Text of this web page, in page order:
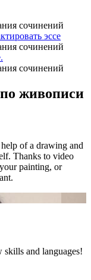
сочинений
эссе
сочинений
сочинений
живописи
of a drawing and
Thanks to video
painting, or
skills and languages!